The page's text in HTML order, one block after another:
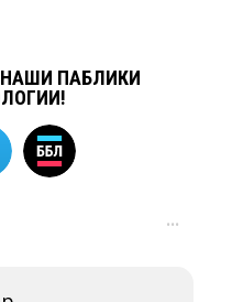
ПАБЛИКИ
···